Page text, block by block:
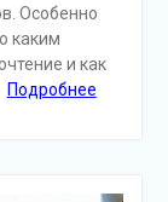
Особенно
каким
и как
Подробнее